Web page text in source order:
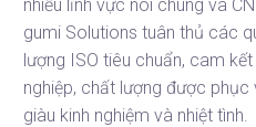
nhiều lĩnh vực nói chung và
gumi Solutions tuân thủ các
lượng ISO tiêu chuẩn, cam
nghiệp, chất lượng được phục
giàu kinh nghiệm và nhiệt tình.